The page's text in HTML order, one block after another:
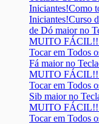
Iniciantes!Como
Iniciantes!Curso
de Dó maior no
MUITO FÁCIL!!
Tocar em Todos
Fá maior no
MUITO FÁCIL!!
Tocar em Todos
Sib maior no
MUITO FÁCIL!!
Tocar em Todos